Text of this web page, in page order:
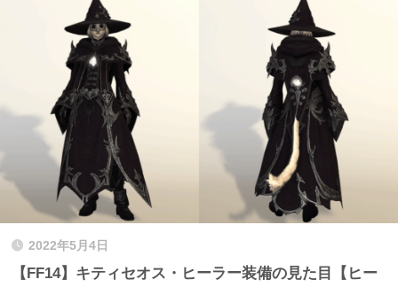
2022年5月4日
【FF14】キティセオス・ヒーラー装備の見た目【ヒー